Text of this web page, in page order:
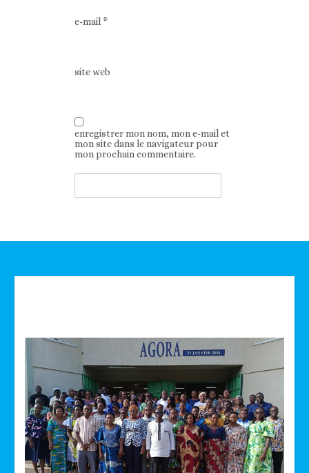
e-mail*
site web
enregistrer mon nom, mon e-mail et
mon site dans le navigateur pour
mon prochain commentaire.